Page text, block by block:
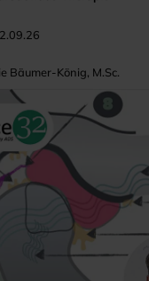
Bäumer-König, M.Sc.